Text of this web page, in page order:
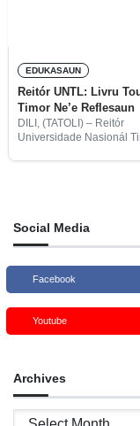
EDUKASAUN
Reitór UNTL: Livru
Timor Ne’e Reflesaun
DILI, (TATOLI) – Reitór
Universidade Nasionál
departamentu inglés,
Social Media
Facebook
Youtube
Archives
Archives